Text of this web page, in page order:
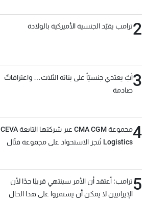
2ترامب يقيّد الجنسية الأميركية بالولادة
3أبٌ يعتدي جنسيّاً على بناته الثلاث… واعترافاتٌ
صادمة
4
مجموعة CMA CGM عبر شركتها التابعة CEVA
Logistics تُنجز الاستحواذ على مجموعة فتّال
5ترامب: أعتقد أن الأمر سينتهي قريبًا جدًا لأن
الإيرانيين لا يمكن أن يستمروا على هذا الحال